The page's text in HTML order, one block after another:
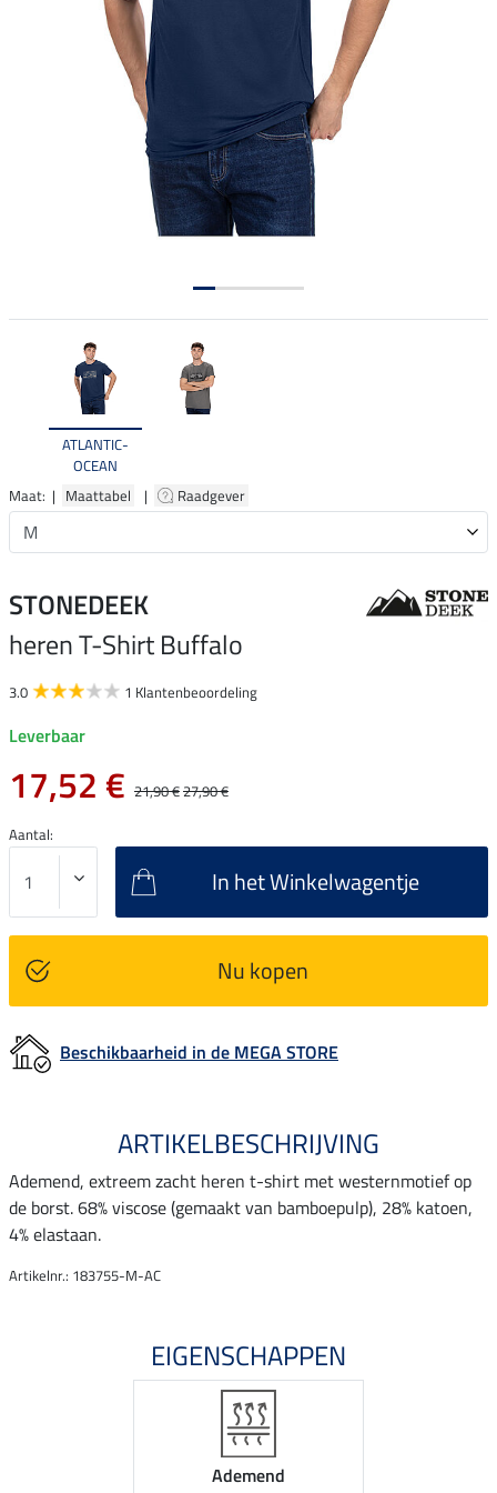
ATLANTIC-
OCEAN
Maat: | Maattabel | Raadgever
STONEDEEK
heren T-Shirt Buffalo
3.0 1 Klantenbeoordeling
Leverbaar
17,52 € 21,90 €27,90 €
Aantal:
In het Winkelwagentje
Nu kopen
Beschikbaarheid in de MEGA STORE
ARTIKELBESCHRIJVING
Ademend, extreem zacht heren t-shirt met westernmotief op
de borst. 68% viscose (gemaakt van bamboepulp), 28% katoen,
4% elastaan.
Artikelnr.: 183755-M-AC
EIGENSCHAPPEN
Ademend